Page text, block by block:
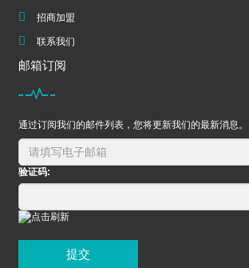
招商加盟
联系我们
邮箱订阅
通过订阅我们的邮件列表，您将更新我们的最新消息。
验证码:
提交